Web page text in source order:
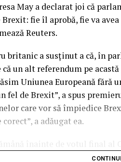
May a declarat joi că
fie îl aprobă, fie va
Reuters.
britanic a susţinut a că, în
că un alt referendum pe
Uniunea Europeană fără
fel de Brexit”, a spus
care vor să împiedice
a adăugat ea.
Theresa May este somat